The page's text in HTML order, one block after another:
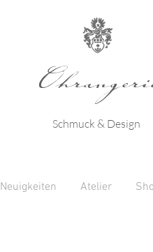
Schmuck & Design
Neuigkeiten Atelier